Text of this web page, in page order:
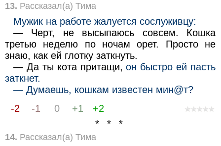
13. Рассказал(а) Тима
Мужик на работе жалуется сослуживцу:
— Черт, не высыпаюсь совсем. Кошка
третью неделю по ночам орет. Просто не
знаю, как ей глотку заткнуть.
— Да ты кота притащи,он быстро ей пасть
заткнет.
— Думаешь, кошкам известен мин@т?
-2
-1 0 +1
+2
* * *
14. Рассказал(а) Тима